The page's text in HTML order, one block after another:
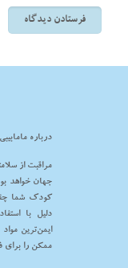
درباره مامابیبی
مراقبت از
جهان خواهد
کودک شما
دلیل با
ایمن‌ترین
ممکن را برای